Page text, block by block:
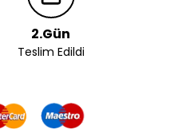
2.Gün
Teslim Edildi